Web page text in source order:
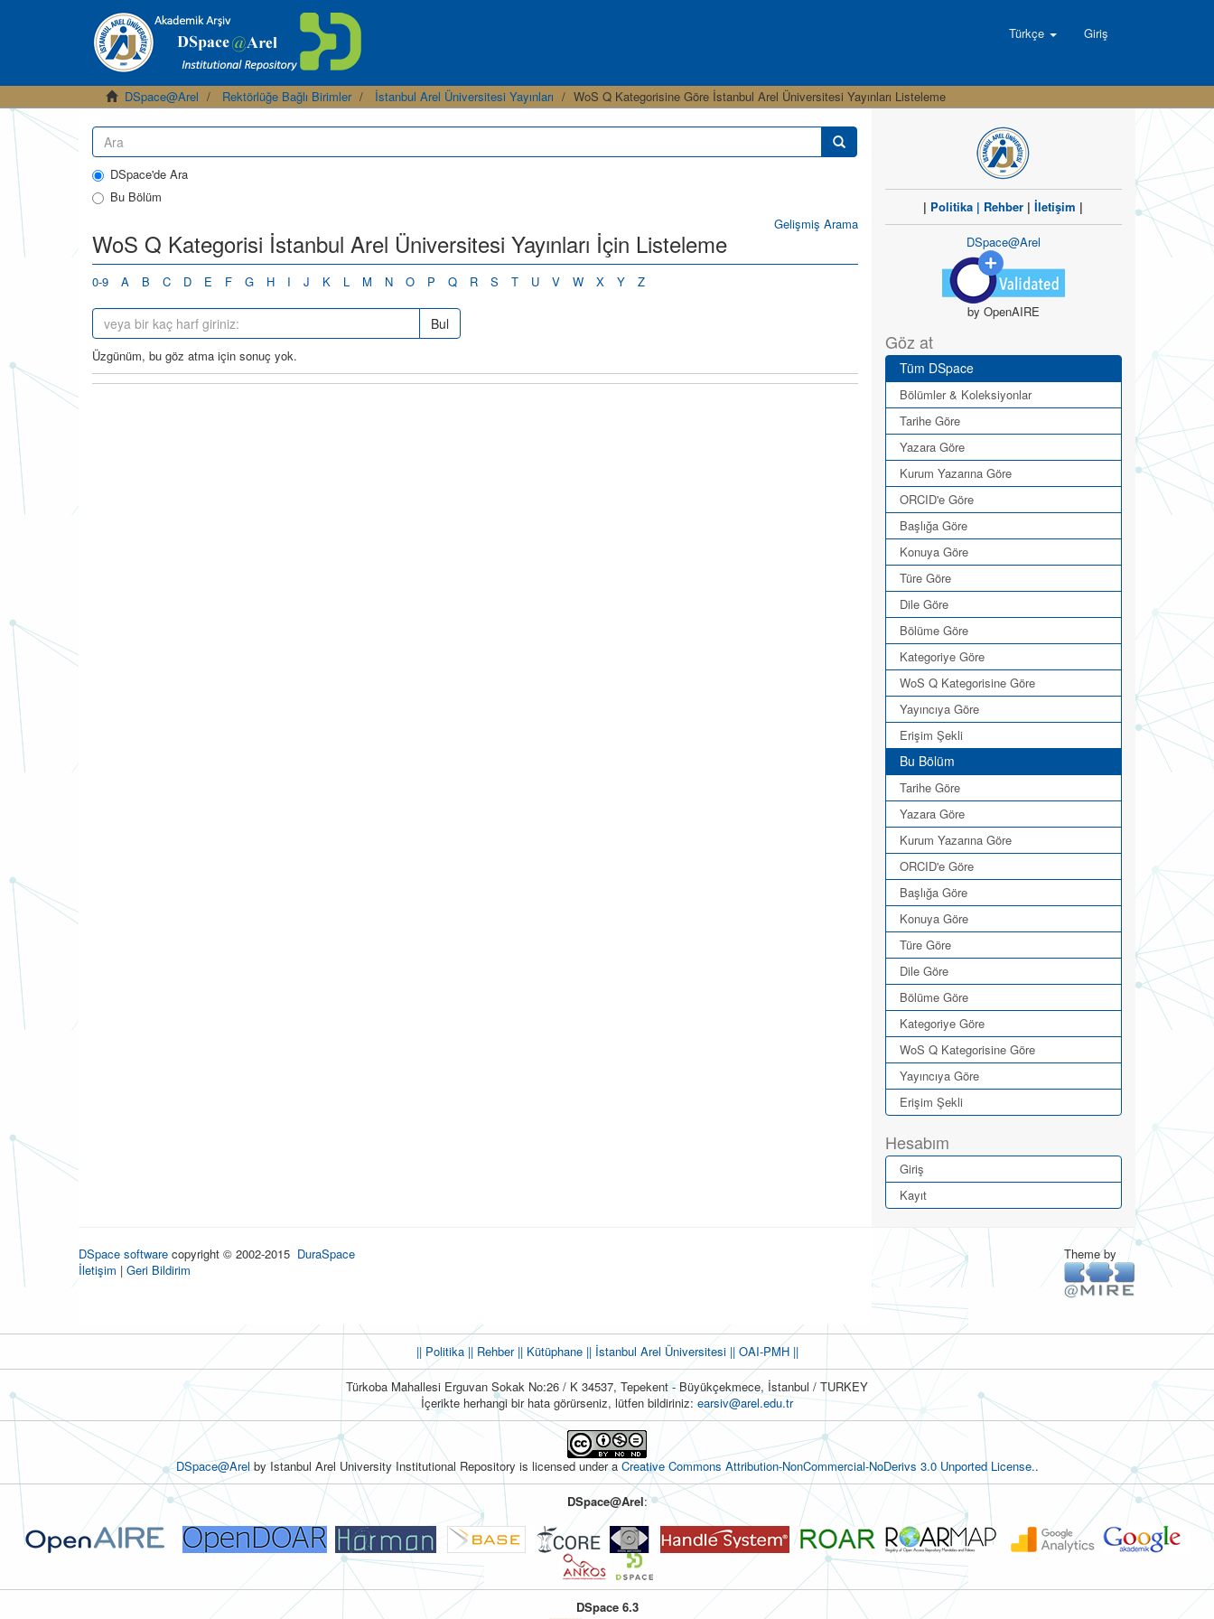
Türkçe Giriş
DSpace@Arel Rektörlüğe Bağlı Birimler İstanbul Arel Üniversitesi Yayınları WoS Q Kategorisine Göre İstanbul Arel Üniversitesi Yayınları Listeleme
DSpace'de Ara
Bu Bölüm
Gelişmiş Arama
WoS Q Kategorisi İstanbul Arel Üniversitesi Yayınları İçin Listeleme
0-9 A B C D E F G H I J K L M N O P Q R S T U V W X Y Z
Bul
Üzgünüm, bu göz atma için sonuç yok.
| Politika | Rehber |İletişim |
DSpace@Arel
by OpenAIRE
Göz at
Tüm DSpace
Bölümler & Koleksiyonlar
Tarihe Göre
Yazara Göre
Kurum Yazarına Göre
ORCID'e Göre
Başlığa Göre
Konuya Göre
Türe Göre
Dile Göre
Bölüme Göre
Kategoriye Göre
WoS Q Kategorisine Göre
Yayıncıya Göre
Erişim Şekli
Bu Bölüm
Tarihe Göre
Yazara Göre
Kurum Yazarına Göre
ORCID'e Göre
Başlığa Göre
Konuya Göre
Türe Göre
Dile Göre
Bölüme Göre
Kategoriye Göre
WoS Q Kategorisine Göre
Yayıncıya Göre
Erişim Şekli
Hesabım
Giriş
Kayıt
DSpace software copyright © 2002-2015 DuraSpace
İletişim | Geri Bildirim
Theme by
|| Politika|| Rehber|| Kütüphane|| İstanbul Arel Üniversitesi ||OAI-PMH ||
Türkoba Mahallesi Erguvan Sokak No:26 / K 34537, Tepekent - Büyükçekmece, İstanbul / TURKEY
İçerikte herhangi bir hata görürseniz, lütfen bildiriniz:earsiv@arel.edu.tr
DSpace@Arelby Istanbul Arel University Institutional Repository is licensed under a Creative Commons Attribution-NonCommercial-NoDerivs 3.0 Unported License..
DSpace@Arel:
DSpace 6.3